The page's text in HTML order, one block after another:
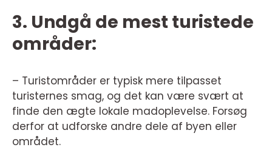
3. Undgå de mest turistede
områder:
– Turistområder er typisk mere tilpasset
turisternes smag, og det kan være svært at
finde den ægte lokale madoplevelse. Forsøg
derfor at udforske andre dele af byen eller
området.